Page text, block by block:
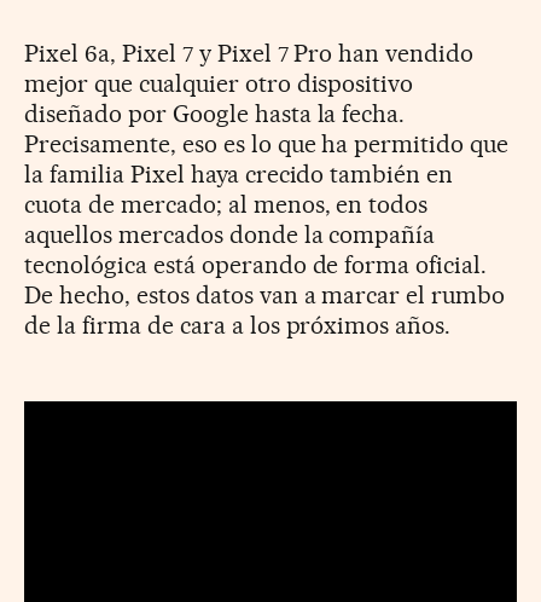
Pixel 6a, Pixel 7 y Pixel 7 Pro han vendido
mejor que cualquier otro dispositivo
diseñado por Google hasta la fecha.
Precisamente, eso es lo que ha permitido que
la familia Pixel haya crecido también en
cuota de mercado; al menos, en todos
aquellos mercados donde la compañía
tecnológica está operando de forma oficial.
De hecho, estos datos van a marcar el rumbo
de la firma de cara a los próximos años.